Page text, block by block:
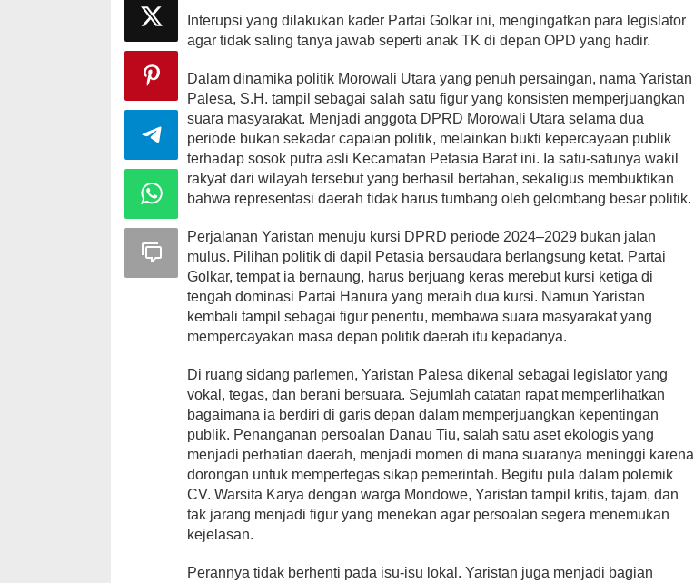
Interupsi yang dilakukan kader Partai Golkar ini, mengingatkan para legislator
agar tidak saling tanya jawab seperti anak TK di depan OPD yang hadir.
Dalam dinamika politik Morowali Utara yang penuh persaingan, nama Yaristan
Palesa, S.H. tampil sebagai salah satu figur yang konsisten memperjuangkan
suara masyarakat. Menjadi anggota DPRD Morowali Utara selama dua
periode bukan sekadar capaian politik, melainkan bukti kepercayaan publik
terhadap sosok putra asli Kecamatan Petasia Barat ini. Ia satu-satunya wakil
rakyat dari wilayah tersebut yang berhasil bertahan, sekaligus membuktikan
bahwa representasi daerah tidak harus tumbang oleh gelombang besar politik.
Perjalanan Yaristan menuju kursi DPRD periode 2024–2029 bukan jalan
mulus. Pilihan politik di dapil Petasia bersaudara berlangsung ketat. Partai
Golkar, tempat ia bernaung, harus berjuang keras merebut kursi ketiga di
tengah dominasi Partai Hanura yang meraih dua kursi. Namun Yaristan
kembali tampil sebagai figur penentu, membawa suara masyarakat yang
mempercayakan masa depan politik daerah itu kepadanya.
Di ruang sidang parlemen, Yaristan Palesa dikenal sebagai legislator yang
vokal, tegas, dan berani bersuara. Sejumlah catatan rapat memperlihatkan
bagaimana ia berdiri di garis depan dalam memperjuangkan kepentingan
publik. Penanganan persoalan Danau Tiu, salah satu aset ekologis yang
menjadi perhatian daerah, menjadi momen di mana suaranya meninggi karena
dorongan untuk mempertegas sikap pemerintah. Begitu pula dalam polemik
CV. Warsita Karya dengan warga Mondowe, Yaristan tampil kritis, tajam, dan
tak jarang menjadi figur yang menekan agar persoalan segera menemukan
kejelasan.
Perannya tidak berhenti pada isu-isu lokal. Yaristan juga menjadi bagian